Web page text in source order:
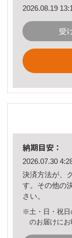
2026.08.19
受
納期目安：
2026.07.30
決済方法が、
す。その他の
さい。
※土・日・祝日
のお届けにお